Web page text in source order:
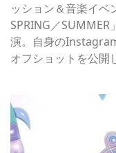
ッション＆音楽イ
SPRING／
演。自身の
オフショットを公開